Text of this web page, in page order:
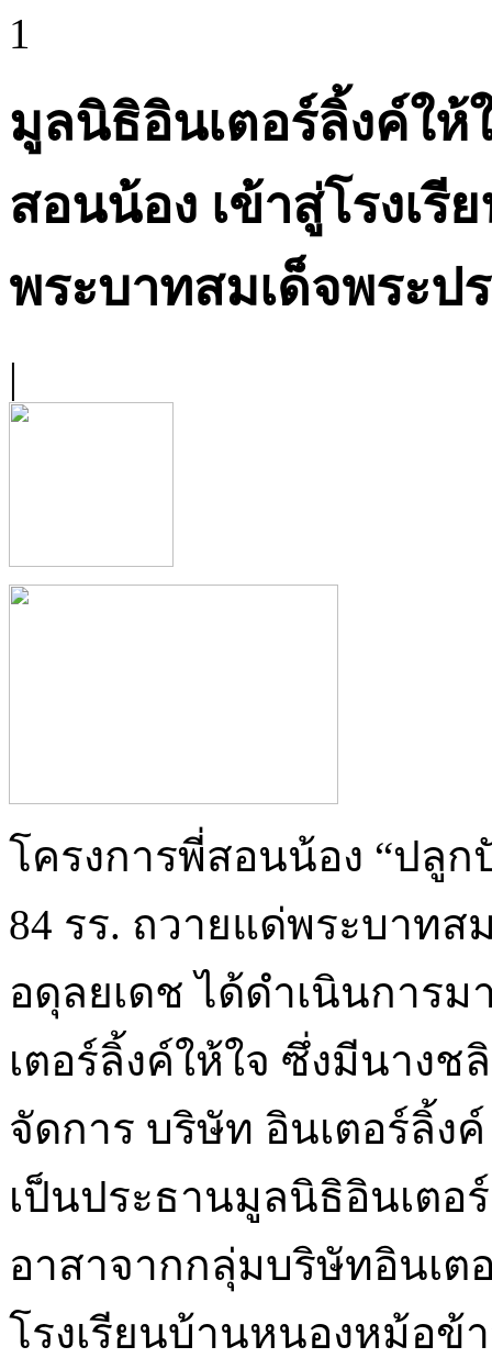
1
มูลนิธิอินเตอร์ลิ้งค์ให้
สอนน้อง เข้าสู่โรงเรี
พระบาทสมเด็จพระ
|
โครงการพี่สอนน้อง “ป
84 รร. ถวายแด่พระบาท
อดุลยเดช ได้ดำเนินการม
เตอร์ลิ้งค์ให้ใจ ซึ่งมีนาง
จัดการ บริษัท อินเตอร์ลิ้
เป็นประธานมูลนิธิอินเตอ
อาสาจากกลุ่มบริษัทอินเ
โรงเรียนบ้านหนองหม้อข้